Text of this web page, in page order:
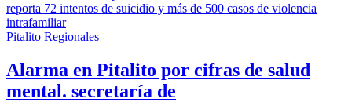
Pitalito Regionales
Alarma en Pitalito por cifras de salud
mental. secretaría de